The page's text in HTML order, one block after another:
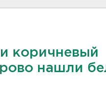
коричневый
нашли